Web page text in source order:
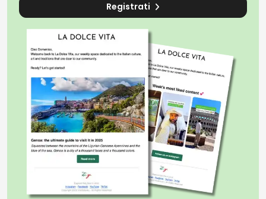
La Galleria Borbonica sotterranea di Napoli ha una
storia affascinante e complessa, che riflette i
cambiamenti storici, sociali e militari della città. Le
origini di questa imponente rete sotterranea
risalgono al XIX secolo, sotto il regno di Ferdinando II di
Borbone, che ne ordinò la costruzione come parte di
un progetto di ammodernamento e fortificazione
della città. Inizialmente, la galleria era concepita
come una via di fuga sotterranea, destinata a
collegare ilPalazzo Reale di Napolicon la collina di
Pizzofalcone, per permettere ai sovrani di sfuggire
rapidamente in caso di attacco. La sua costruzione,
avviata nel 1853, si sviluppò su un tratto di circa
, realizzato scavando nel tufo vulcanico che
caratterizza la zona.
Registrati